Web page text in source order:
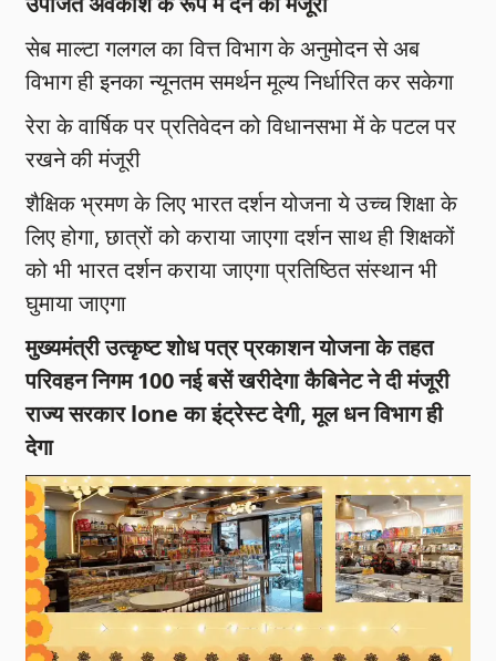
सेब माल्टा गलगल का वित्त विभाग के अनुमोदन से अब
विभाग ही इनका न्यूनतम समर्थन मूल्य निर्धारित कर सकेगा
रेरा के वार्षिक पर प्रतिवेदन को विधानसभा में के पटल पर
रखने की मंजूरी
शैक्षिक भ्रमण के लिए भारत दर्शन योजना ये उच्च शिक्षा के
लिए होगा, छात्रों को कराया जाएगा दर्शन साथ ही शिक्षकों
को भी भारत दर्शन कराया जाएगा प्रतिष्ठित संस्थान भी
घुमाया जाएगा
मुख्यमंत्री उत्कृष्ट शोध पत्र प्रकाशन योजना के तहत
परिवहन निगम 100 नई बसें खरीदेगा कैबिनेट ने दी मंजूरी
राज्य सरकार lone का इंट्रेस्ट देगी, मूल धन विभाग ही
देगा